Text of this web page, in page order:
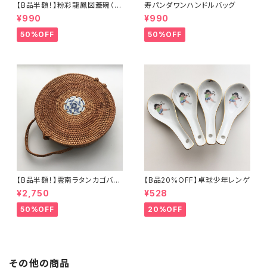
【B品半額！】粉彩龍鳳図蓋碗（8
0年代景徳鎮デッドストック）
¥990
50%OFF
寿パンダワンハンドルバッグ
¥990
50%OFF
【B品半額！】雲南ラタンカゴバッ
グ
¥2,750
50%OFF
【B品20%OFF】卓球少年レンゲ
¥528
20%OFF
その他の商品